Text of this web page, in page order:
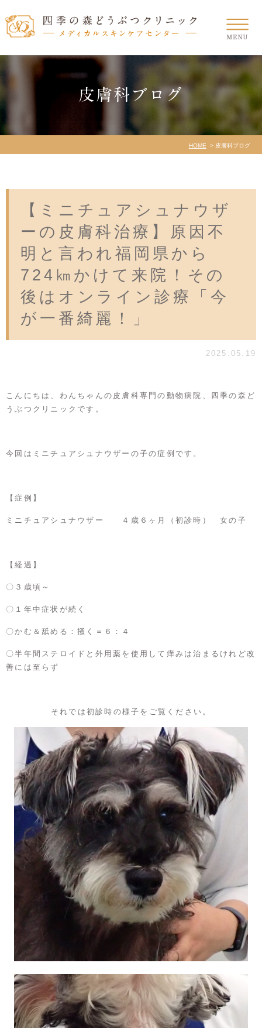
皮膚科ブログ
HOME 皮膚科ブログ
【ミニチュアシュナウザ
ーの皮膚科治療】原因不
明と言われ福岡県から
724㎞かけて来院！その
後はオンライン診療「今
が一番綺麗！」
2025.05.19
こんにちは、わんちゃんの皮膚科専門の動物病院、四季の森ど
うぶつクリニックです。
今回はミニチュアシュナウザーの子の症例です。
【症例】
ミニチュアシュナウザー ４歳６ヶ月（初診時） 女の子
【経過】
〇３歳頃～
〇１年中症状が続く
〇かむ＆舐める：掻く＝６：４
〇半年間ステロイドと外用薬を使用して痒みは治まるけれど改
善には至らず
それでは初診時の様子をご覧ください。